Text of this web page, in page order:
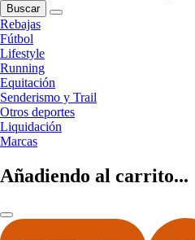
Buscar
Rebajas
Fútbol
Lifestyle
Running
Equitación
Senderismo y Trail
Otros deportes
Liquidación
Marcas
Añadiendo al carrito...